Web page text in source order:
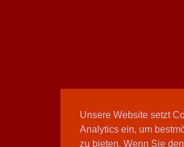
Unsere Website setzt
Analytics ein, um
zu bieten. Wenn Sie